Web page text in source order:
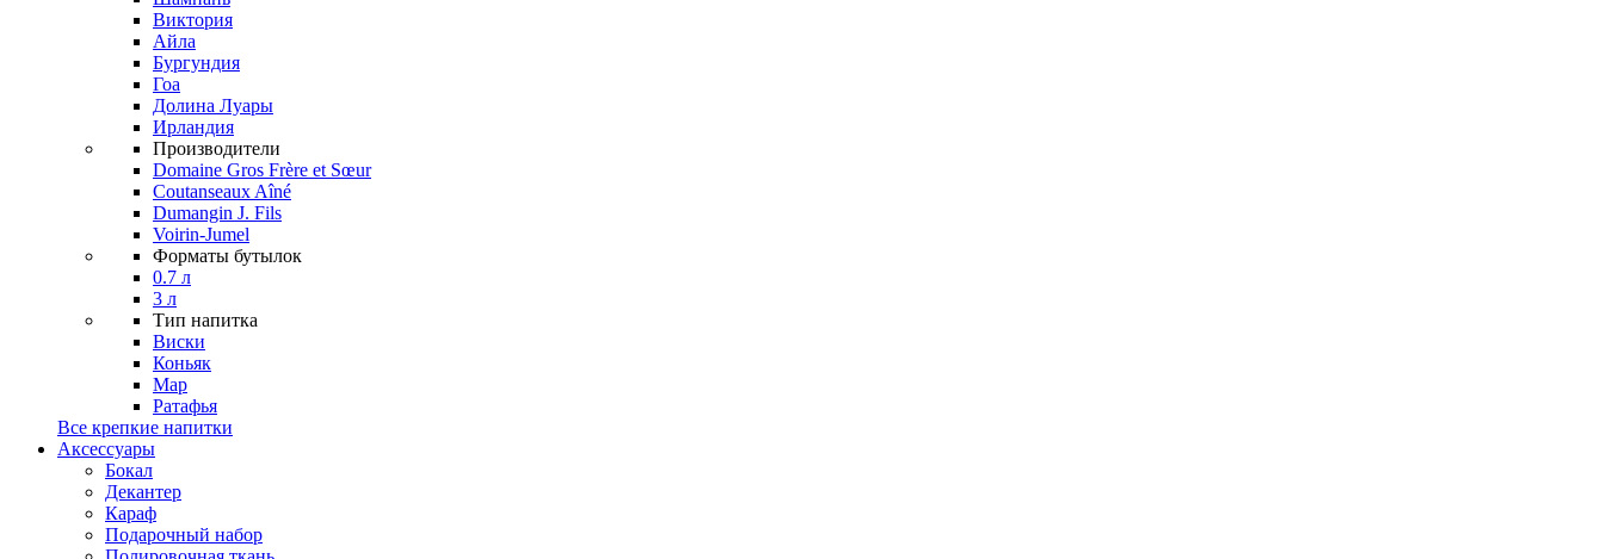
Виктория
Айла
Бургундия
Гоа
Долина Луары
Ирландия
Производители
Domaine Gros Frère et Sœur
Coutanseaux Aîné
Dumangin J. Fils
Voirin-Jumel
Форматы бутылок
0.7 л
3 л
Тип напитка
Виски
Коньяк
Мар
Ратафья
Все крепкие напитки
Аксессуары
Бокал
Декантер
Караф
Подарочный набор